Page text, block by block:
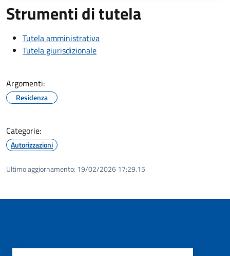
Strumenti di tutela
Tutela amministrativa
Tutela giurisdizionale
Argomenti:
Residenza
Categorie:
Autorizzazioni
Ultimo aggiornamento: 19/02/2026 17:29.15